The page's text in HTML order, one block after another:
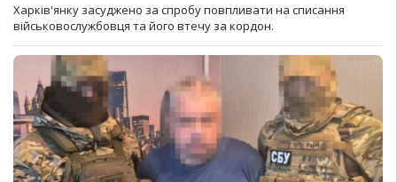
Харків'янку засуджено за спробу повпливати на списання
військовослужбовця та його втечу за кордон.